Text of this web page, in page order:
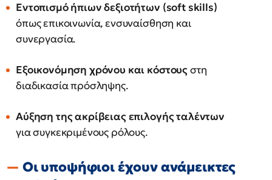
Εντοπισμό ήπιων δεξιοτήτων (soft skills)
όπως επικοινωνία, ενσυναίσθηση και
συνεργασία.
Εξοικονόμηση χρόνου και κόστουςστη
διαδικασία πρόσληψης.
Αύξηση της ακρίβειας επιλογής ταλέντων
για συγκεκριμένους ρόλους.
Οι υποψήφιοι έχουν ανάμεικτες